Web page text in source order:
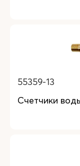
55359-13
Счетчики